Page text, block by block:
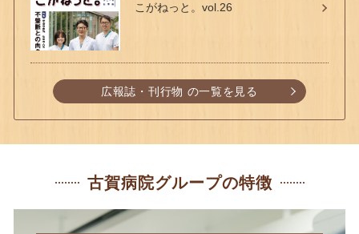
こがねっと。vol.26
広報誌・刊行物 の一覧を見る
古賀病院グループの特徴